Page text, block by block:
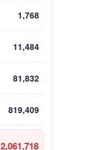
1,768
11,484
81,832
819,409
2,061,718